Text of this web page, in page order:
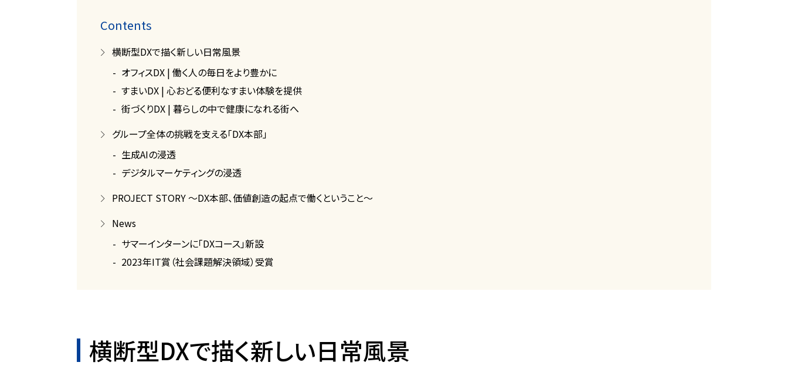
Contents
横断型DXで描く新しい日常風景
オフィスDX | 働く人の毎日をより豊かに
すまいDX | 心おどる便利なすまい体験を提供
街づくりDX | 暮らしの中で健康になれる街へ
グループ全体の挑戦を支える「DX本部」
生成AIの浸透
デジタルマーケティングの浸透
PROJECT STORY ～DX本部、価値創造の起点で働くということ～
News
サマーインターンに「DXコース」新設
2023年IT賞（社会課題解決領域）受賞
横断型DXで描く新しい日常風景